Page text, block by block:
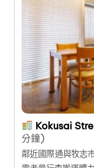
Kokusai
分鐘)
鄰近國際通與牧志